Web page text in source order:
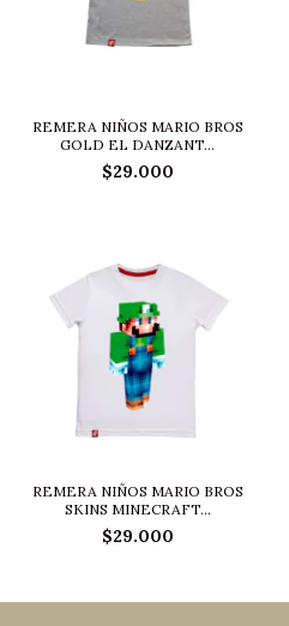
REMERA NIÑOS MARIO BROS
GOLD EL DANZANT...
$29.000
REMERA NIÑOS MARIO BROS
SKINS MINECRAFT...
$29.000